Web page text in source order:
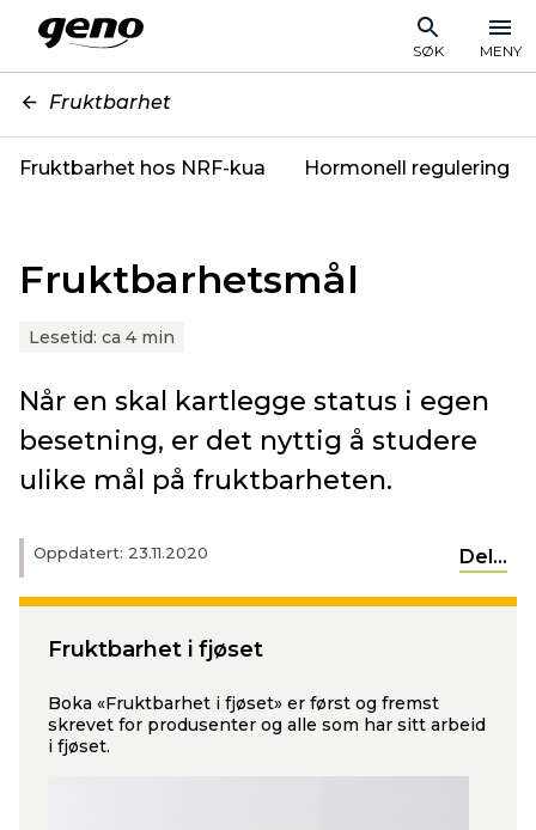
SØK MENY
Fruktbarhet
Fruktbarhet hos NRF-kua Hormonell regulering
Fruktbarhetsmål
Lesetid: ca 4 min
Oppdatert: 23.11.2020 Del...
Når en skal kartlegge status i egen
besetning, er det nyttig å studere
ulike mål på fruktbarheten.
Fruktbarhet i fjøset
Boka «Fruktbarhet i fjøset» er først og fremst
skrevet for produsenter og alle som har sitt arbeid
i fjøset.